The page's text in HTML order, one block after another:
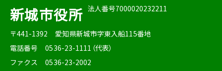
新城市役所 法人番号7000020232211
〒441-1392
愛知県新城市字東入船115番地
電話番号
0536-23-1111（代表）
ファクス
0536-23-2002